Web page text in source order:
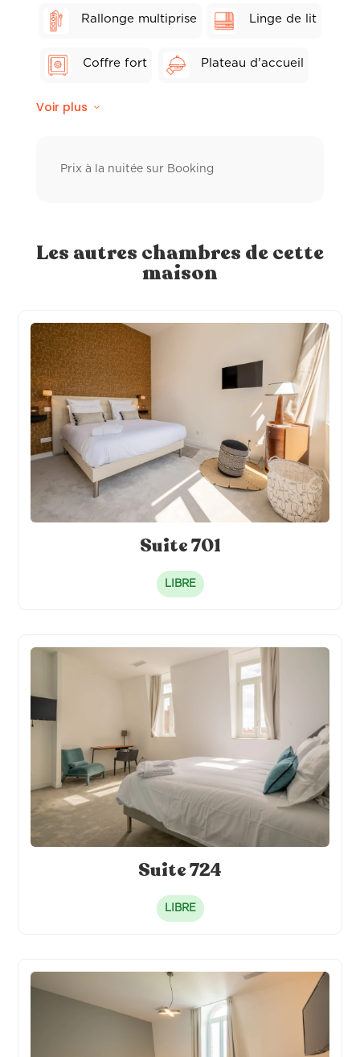
Rallonge multiprise Linge de lit
Coffre fort Plateau d'accueil
Wifi fibre
TV individuelle connectée
Cafetière individuelle
Literie hôtelière 120 x 200
Frigo individuel Alèse de lit
Voir plus
Prix à la nuitée sur Booking
Les autres chambres de cette
maison
Suite 701
LIBRE
Suite 724
LIBRE